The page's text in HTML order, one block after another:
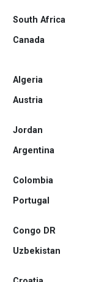
South Africa
Canada
Algeria
Austria
Jordan
Argentina
Colombia
Portugal
Congo DR
Uzbekistan